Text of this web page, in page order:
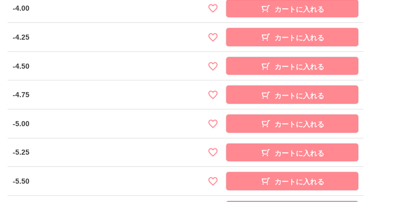
-4.00 カートに入れる
-4.25 カートに入れる
-4.50 カートに入れる
-4.75 カートに入れる
-5.00 カートに入れる
-5.25 カートに入れる
-5.50 カートに入れる